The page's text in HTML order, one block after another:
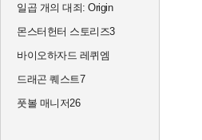
일곱 개의 대죄: Origin
몬스터헌터 스토리즈3
바이오하자드 레퀴엠
드래곤 퀘스트7
풋볼 매니저26